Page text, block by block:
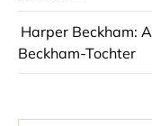
Harper Beckham:
Beckham-Tochter